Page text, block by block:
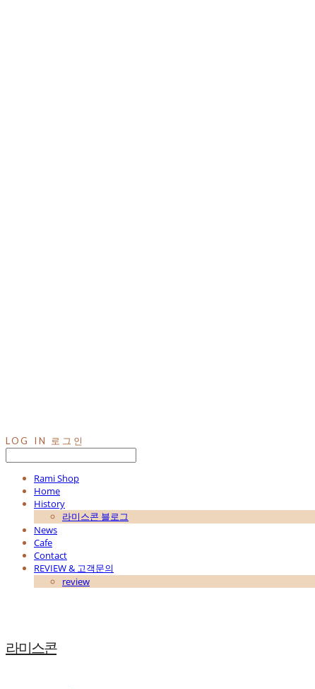
LOG IN 로그인
Rami Shop
Home
History
라미스콘 블로그
News
Cafe
Contact
REVIEW & 고객문의
review
라미스콘